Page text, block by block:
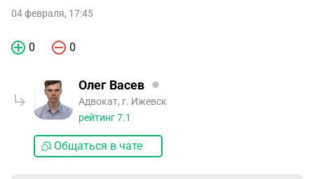
04 февраля, 17:45
0 0
Олег Васев
Адвокат, г. Ижевск
рейтинг7.1
Общаться в чате